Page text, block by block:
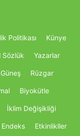
Politikası Künye
Sözlük Yazarlar
Güneş Rüzgar
Biyokütle
İklim Değişikliği
Endeks Etkinlikller